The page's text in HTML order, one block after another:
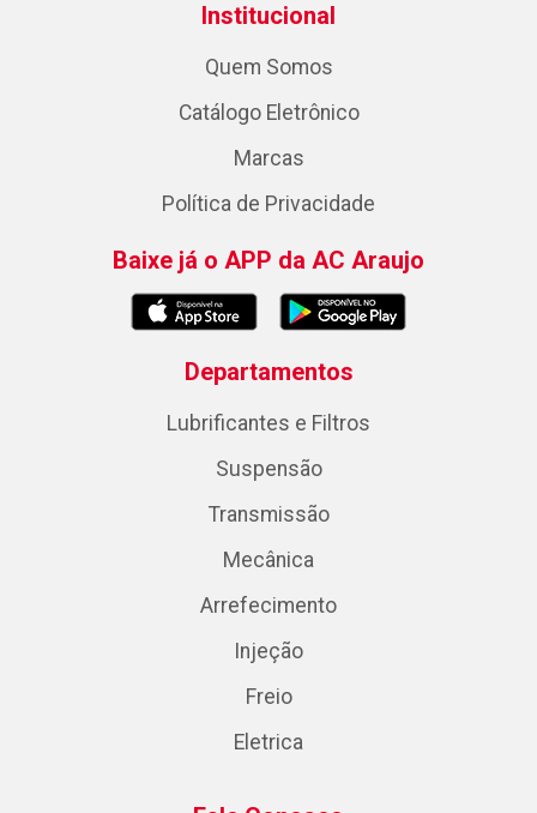
Institucional
Quem Somos
Catálogo Eletrônico
Marcas
Política de Privacidade
Baixe já o APP da AC Araujo
Departamentos
Lubrificantes e Filtros
Suspensão
Transmissão
Mecânica
Arrefecimento
Injeção
Freio
Eletrica